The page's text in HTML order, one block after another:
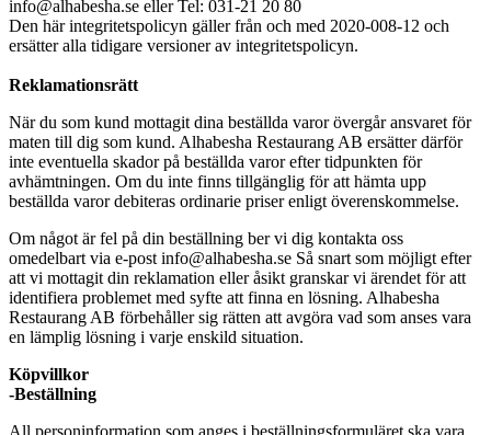
info@alhabesha.se ellerTel: 031-21 20 80
Den här integritetspolicyn gäller från och med 2020-008-12 och
ersätter alla tidigare versioner av integritetspolicyn.
Reklamationsrätt
När du som kund mottagit dina beställda varor övergår ansvaret för
maten till dig som kund. Alhabesha Restaurang AB ersätter därför
inte eventuella skador på beställda varor efter tidpunkten för
avhämtningen. Om du inte finns tillgänglig för att hämta upp
beställda varor debiteras ordinarie priser enligt överenskommelse.
Om något är fel på din beställning ber vi dig kontakta oss
omedelbart via e-post info@alhabesha.se Så snart som möjligt efter
att vi mottagit din reklamation eller åsikt granskar vi ärendet för att
identifiera problemet med syfte att finna en lösning. Alhabesha
Restaurang AB förbehåller sig rätten att avgöra vad som anses vara
en lämplig lösning i varje enskild situation.
Köpvillkor
-Beställning
All personinformation som anges i beställningsformuläret ska vara